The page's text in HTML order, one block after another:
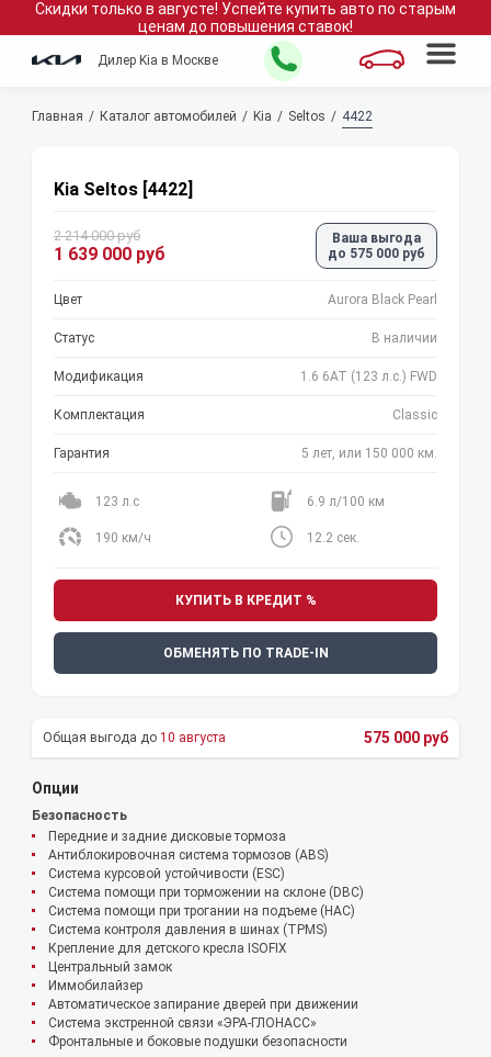
Скидки только в августе! Успейте купить авто по старым
ценам до повышения ставок!
Дилер Kia в Москве
Главная Каталог автомобилей Kia Seltos 4422
Kia Seltos [4422]
2 214 000 руб
1 639 000 руб
Ваша выгода
до 575 000 руб
Цвет Aurora Black Pearl
Статус В наличии
Модификация 1.6 6АТ (123 л.с.) FWD
Комплектация Classic
Гарантия 5 лет, или 150 000 км.
123 л.с 6.9 л/100 км
190 км/ч 12.2 сек.
КУПИТЬ В КРЕДИТ %
ОБМЕНЯТЬ ПО TRADE-IN
10 августа 575 000 руб
Опции
Безопасность
Передние и задние дисковые тормоза
Антиблокировочная система тормозов (ABS)
Система курсовой устойчивости (ESC)
Система помощи при торможении на склоне (DBC)
Система помощи при трогании на подъеме (HAC)
Система контроля давления в шинах (TPMS)
Крепление для детского кресла ISOFIX
Центральный замок
Иммобилайзер
Автоматическое запирание дверей при движении
Система экстренной связи «ЭРА-ГЛОНАСС»
Фронтальные и боковые подушки безопасности